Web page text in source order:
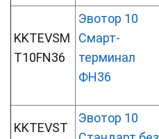
KKTEVSM
T10FN36
Эвотор 10
Смарт-
терминал
ФН36
KKTEVST
Эвотор 10